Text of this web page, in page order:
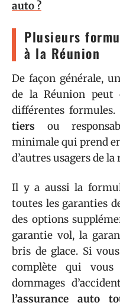
auto ?
Plusieurs
à la Réunion
De façon générale,
de la Réunion peut
différentes
tiers ou
minimale qui prend
d’autres usagers de
Il y a aussi la
toutes les garanties
des options
garantie vol, la
bris de glace. Si
complète qui
dommages
l’assurance auto